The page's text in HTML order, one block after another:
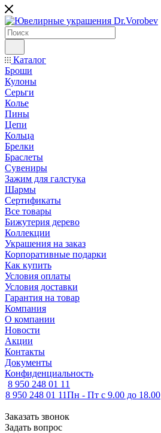
Каталог
Броши
Кулоны
Серьги
Колье
Пины
Цепи
Кольца
Брелки
Браслеты
Сувениры
Зажим для галстука
Шармы
Сертификаты
Все товары
Бижутерия дерево
Коллекции
Украшения на заказ
Корпоративные подарки
Как купить
Условия оплаты
Условия доставки
Гарантия на товар
Компания
О компании
Новости
Акции
Контакты
Документы
Конфиденциальность
8 950 248 01 11
8 950 248 01 11Пн - Пт с 9.00 до 18.00
Заказать звонок
Задать вопрос